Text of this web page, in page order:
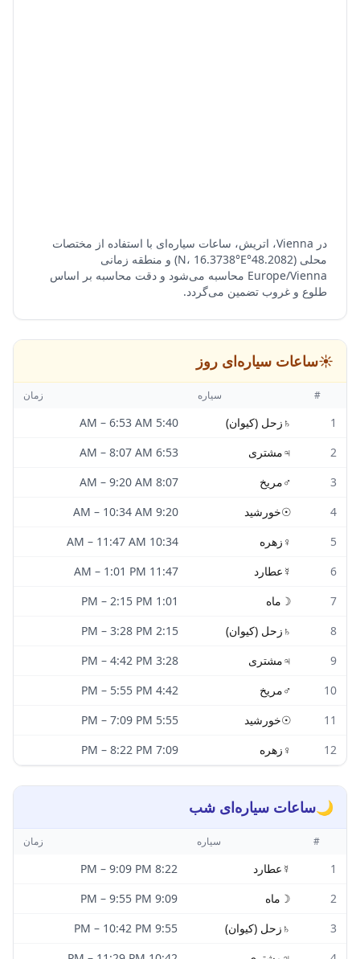
در Vienna، اتریش، ساعات سیاره‌ای با استفاده از مختصات
محلی (48.2082°N، 16.3738°E) و منطقه زمانی
Europe/Vienna محاسبه می‌شود و دقت محاسبه بر اساس
طلوع و غروب تضمین می‌گردد.
☀️ساعات سیاره‌ای روز
# سیاره زمان
1
♄ زحل (کیوان) 5:40 AM
– 6:53 AM
2
♃مشتری 6:53 AM
– 8:07 AM
3
♂مریخ 8:07 AM
– 9:20 AM
4
☉خورشید 9:20 AM
– 10:34 AM
5
♀ زهره 10:34 AM
– 11:47 AM
6
☿ عطارد 11:47 AM
– 1:01 PM
7
☽ ماه 1:01 PM
– 2:15 PM
8
♄ زحل (کیوان) 2:15 PM
– 3:28 PM
9
♃مشتری 3:28 PM
– 4:42 PM
10
♂مریخ 4:42 PM
– 5:55 PM
11
☉خورشید 5:55 PM
– 7:09 PM
12
♀ زهره 7:09 PM
– 8:22 PM
🌙ساعات سیاره‌ای شب
# سیاره زمان
1
☿ عطارد 8:22 PM
– 9:09 PM
2
☽ ماه 9:09 PM
– 9:55 PM
3
♄ زحل (کیوان) 9:55 PM
– 10:42 PM